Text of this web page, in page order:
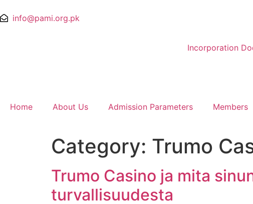
info@pami.org.pk
Incorporation
Home About Us Admission Parameters Members
Category: Trumo
Trumo Casino ja mita
turvallisuudesta